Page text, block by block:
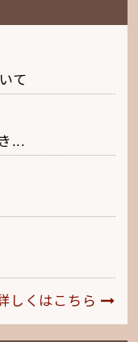
て
...
しくはこちら